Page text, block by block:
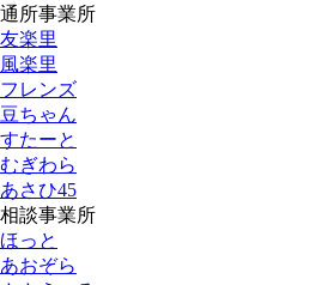
通所事業所
友楽里
風楽里
フレンズ
豆ちゃん
すたーと
むぎわら
あさひ45
相談事業所
ほっと
あおぞら